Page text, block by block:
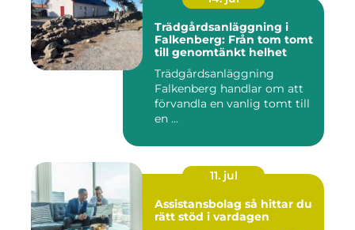
Trädgårdsanläggning i
Falkenberg: Från tom tomt
till genomtänkt helhet
Trädgårdsanläggning
Falkenberg handlar om att
förvandla en vanlig tomt till
en ...
11. jul
Assistansbolag så hittar du
rätt stöd i vardagen